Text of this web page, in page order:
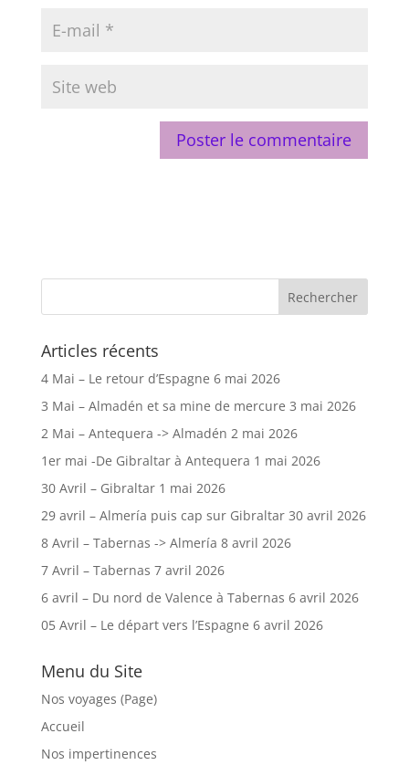
Articles récents
4 Mai – Le retour d’Espagne 6 mai 2026
3 Mai – Almadén et sa mine de mercure 3 mai 2026
2 Mai – Antequera -> Almadén 2 mai 2026
1er mai -De Gibraltar à Antequera 1 mai 2026
30 Avril – Gibraltar 1 mai 2026
29 avril – Almería puis cap sur Gibraltar 30 avril 2026
8 Avril – Tabernas -> Almería 8 avril 2026
7 Avril – Tabernas 7 avril 2026
6 avril – Du nord de Valence à Tabernas 6 avril 2026
05 Avril – Le départ vers l’Espagne 6 avril 2026
Menu du Site
Nos voyages (Page)
Accueil
Nos impertinences